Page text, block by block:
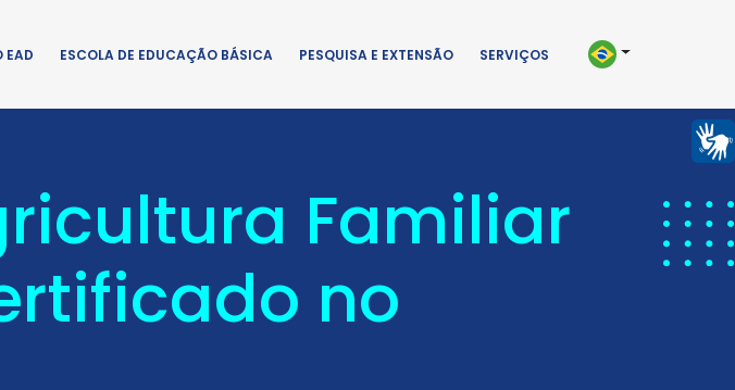
EAD ESCOLA DE EDUCAÇÃO BÁSICA PESQUISA E EXTENSÃO SERVIÇOS
Familiar
no